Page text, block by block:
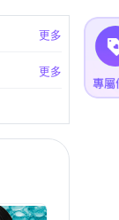
更多
更多